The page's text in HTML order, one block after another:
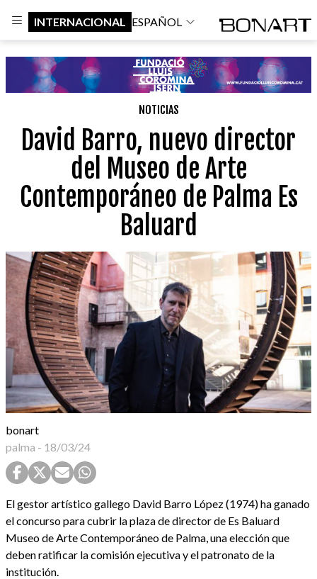
INTERNACIONAL ESPAÑOL
NOTICIAS
David Barro, nuevo director
del Museo de Arte
Contemporáneo de Palma Es
Baluard
bonart
palma - 18/03/24
El gestor artístico gallego David Barro López (1974) ha ganado
el concurso para cubrir la plaza de director de Es Baluard
Museo de Arte Contemporáneo de Palma, una elección que
deben ratificar la comisión ejecutiva y el patronato de la
institución.